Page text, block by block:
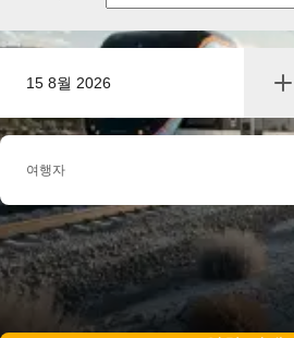
15 8월 2026
여행자